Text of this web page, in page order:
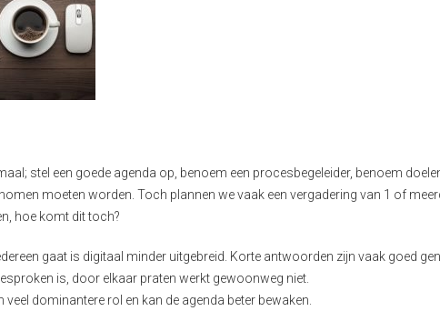
stel een goede agenda op, benoem een procesbegeleider, benoem
moeten worden. Toch plannen we vaak een vergadering van 1 of
hoe komt dit toch?
gaat is digitaal minder uitgebreid. Korte antwoorden zijn vaak goed
is, door elkaar praten werkt gewoonweg niet.
veel dominantere rol en kan de agenda beter bewaken.